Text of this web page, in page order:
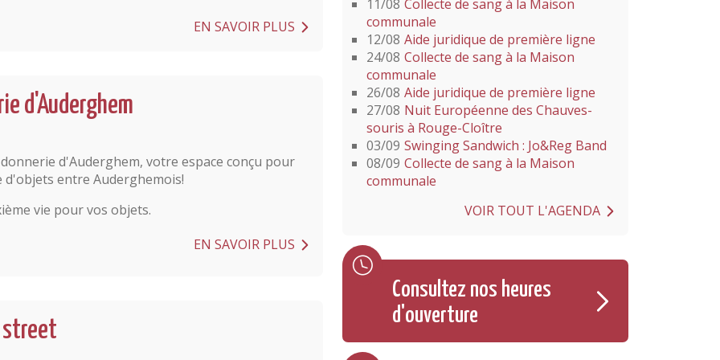
EN SAVOIR PLUS
d'Auderghem
d'Auderghem, votre espace conçu pour
d'objets entre Auderghemois!
vie pour vos objets.
EN SAVOIR PLUS
street
11/08 Collecte de sang à la Maison
communale
12/08 Aide juridique de première ligne
24/08 Collecte de sang à la Maison
communale
26/08 Aide juridique de première ligne
27/08 Nuit Européenne des Chauves-
souris à Rouge-Cloître
03/09 Swinging Sandwich : Jo&Reg Band
08/09 Collecte de sang à la Maison
communale
VOIR TOUT L'AGENDA
Consultez nos heures
d'ouverture